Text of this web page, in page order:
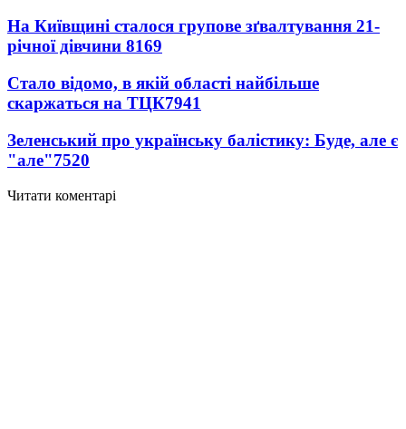
На Київщині сталося групове зґвалтування 21-
річної дівчини 8169
Стало відомо, в якій області найбільше
скаржаться на ТЦК7941
Зеленський про українську балістику: Буде, але є
"але"7520
Читати коментарі